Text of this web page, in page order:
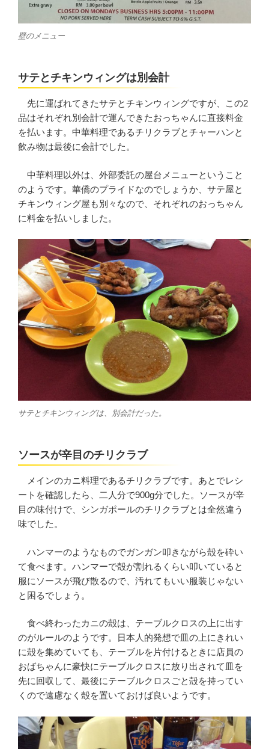
壁のメニュー
サテとチキンウィングは別会計
先に運ばれてきたサテとチキンウィングですが、この2
品はそれぞれ別会計で運んできたおっちゃんに直接料金
を払います。中華料理であるチリクラブとチャーハンと
飲み物は最後に会計でした。
中華料理以外は、外部委託の屋台メニューということ
のようです。華僑のプライドなのでしょうか、サテ屋と
チキンウィング屋も別々なので、それぞれのおっちゃん
に料金を払いしました。
サテとチキンウィングは、別会計だった。
ソースが辛目のチリクラブ
メインのカニ料理であるチリクラブです。あとでレシ
ートを確認したら、二人分で900g分でした。ソースが辛
目の味付けで、シンガポールのチリクラブとは全然違う
味でした。
ハンマーのようなものでガンガン叩きながら殻を砕い
て食べます。ハンマーで殻が割れるくらい叩いていると
服にソースが飛び散るので、汚れてもいい服装じゃない
と困るでしょう。
食べ終わったカニの殻は、テーブルクロスの上に出す
のがルールのようです。日本人的発想で皿の上にきれい
に殻を集めていても、テーブルを片付けるときに店員の
おばちゃんに豪快にテーブルクロスに放り出されて皿を
先に回収して、最後にテーブルクロスごと殻を持ってい
くので遠慮なく殻を置いておけば良いようです。